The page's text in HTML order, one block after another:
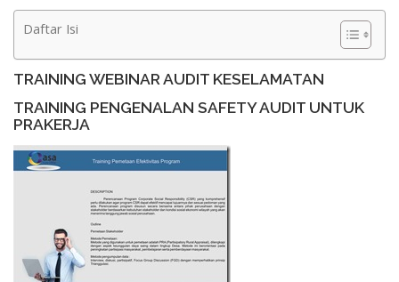
Daftar Isi
TRAINING WEBINAR AUDIT KESELAMATAN
TRAINING PENGENALAN SAFETY AUDIT UNTUK
PRAKERJA